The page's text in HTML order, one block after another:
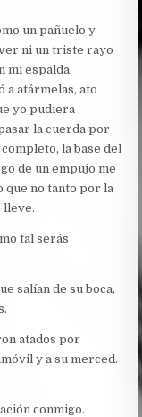
un pañuelo y
ni un triste rayo
mi espalda,
a atármelas, ato
yo pudiera
la cuerda por
la base del
de un empujo me
que no tanto por la
lleve.
tal serás
salían de su boca,
atados por
y a su merced.
conmigo.